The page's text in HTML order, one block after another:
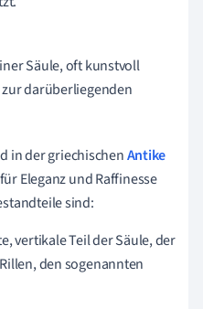
Säule, oft kunstvoll
darüberliegenden
in der griechischenAntike
Eleganz und Raffinesse
sind:
vertikale Teil der Säule, der
den sogenannten